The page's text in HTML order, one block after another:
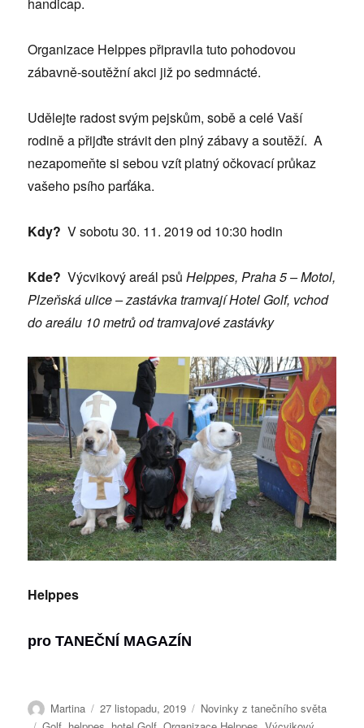
Organizace Helppes připravila tuto pohodovou
zábavně-soutěžní akci již po sedmnácté.
Udělejte radost svým pejskům, sobě a celé Vaší
rodině a přijďte strávit den plný zábavy a soutěží. A
nezapomeňte si sebou vzít platný očkovací průkaz
vašeho psího parťáka.
Kdy? V sobotu 30. 11. 2019 od 10:30 hodin
Kde? Výcvikový areál psůHelppes, Praha 5 – Motol,
Plzeňská ulice – zastávka tramvají Hotel Golf, vchod
do areálu 10 metrů od tramvajové zastávky
Helppes
proTANEČNÍ MAGAZÍN
Autor:
Martina Publikováno:
27 listopadu, 2019 Rubriky:
Novinky z tanečního světa